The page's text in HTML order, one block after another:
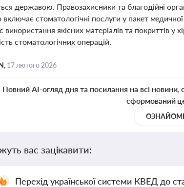
державою. Правозахисники та благодійні
включає стоматологічні послуги у пакет
використання якісних матеріалів та покриттів у
стоматологічних операцій.
17 лютого 2026
Повний AI-огляд дня та посилання на всі новини,
сформований
вас зацікавити:
Перехід української системи КВЕД до